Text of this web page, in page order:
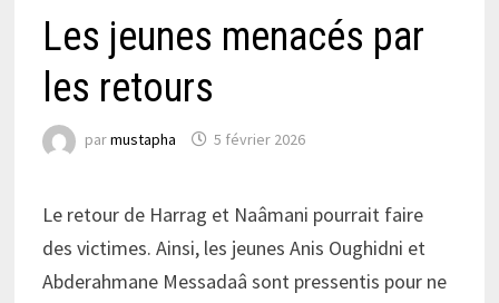
Les jeunes menacés par
les retours
parmustapha 5 février 2026
Le retour de Harrag et Naâmani pourrait faire
des victimes. Ainsi, les jeunes Anis Oughidni et
Abderahmane Messadaâ sont pressentis pour ne